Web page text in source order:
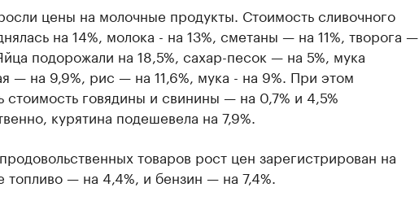
цены на молочные продукты. Стоимость сливочного
на 14%, молока - на 13%, сметаны — на 11%, творога —
подорожали на 18,5%, сахар-песок — на 5%, мука
— на 9,9%, рис — на 11,6%, мука - на 9%. При этом
стоимость говядины и свинины — на 0,7% и 4,5%
курятина подешевела на 7,9%.
товаров рост цен зарегистрирован на
топливо — на 4,4%, и бензин — на 7,4%.